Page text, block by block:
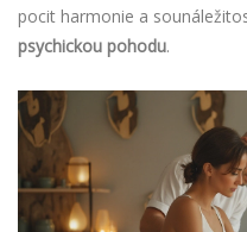
pocit harmonie a
psychickou pohodu.